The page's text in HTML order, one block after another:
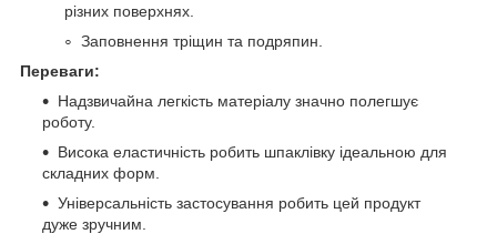
різних поверхнях.
Заповнення тріщин та подряпин.
Переваги:
Надзвичайна легкість матеріалу значно полегшує
роботу.
Висока еластичність робить шпаклівку ідеальною для
складних форм.
Універсальність застосування робить цей продукт
дуже зручним.